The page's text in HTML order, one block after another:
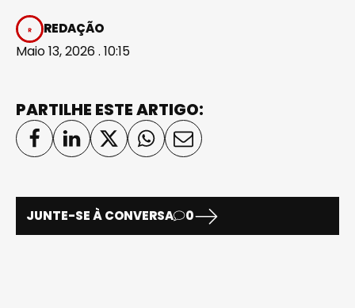
REDAÇÃO
Maio 13, 2026 . 10:15
PARTILHE ESTE ARTIGO:
JUNTE-SE À CONVERSA 0